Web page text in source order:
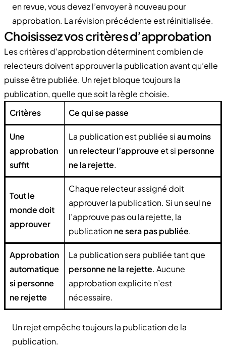
en revue, vous devez l’envoyer à nouveau pour
approbation. La révision précédente est réinitialisée.
Choisissez vos critères d’approbation
Les critères d’approbation déterminent combien de
relecteurs doivent approuver la publication avant qu’elle
puisse être publiée. Un rejet bloque toujours la
publication, quelle que soit la règle choisie.
Critères
Ce qui se passe
Une
approbation
suffit
La publication est publiée siau moins
un relecteur l’approuveet si personne
ne la rejette.
Tout le
monde doit
approuver
Chaque relecteur assigné doit
approuver la publication. Si un seul ne
l’approuve pas ou la rejette, la
publicationne sera pas publiée.
Approbation
automatique
si personne
ne rejette
La publication sera publiée tant que
personne ne la rejette. Aucune
approbation explicite n’est
nécessaire.
Un rejet empêche toujours la publication de la
publication.